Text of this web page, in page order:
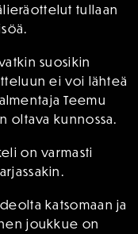
tullaan
suosikin
ei voi lähteä
Teemu
oltava kunnossa.
on varmasti
katsomaan ja
joukkue on